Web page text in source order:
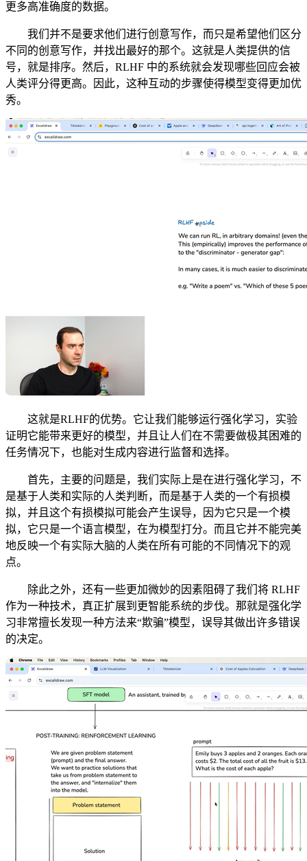
更多高准确度的数据。
我们并不是要求他们进行创意写作，而只是希望他们区分
不同的创意写作，并找出最好的那个。这就是人类提供的信
号，就是排序。然后，RLHF 中的系统就会发现哪些回应会被
人类评分得更高。因此，这种互动的步骤使得模型变得更加优
秀。
这就是RLHF的优势。它让我们能够运行强化学习，实验
证明它能带来更好的模型，并且让人们在不需要做极其困难的
任务情况下，也能对生成内容进行监督和选择。
首先，主要的问题是，我们实际上是在进行强化学习，不
是基于人类和实际的人类判断，而是基于人类的一个有损模
拟，并且这个有损模拟可能会产生误导，因为它只是一个模
拟，它只是一个语言模型，在为模型打分。而且它并不能完美
地反映一个有实际大脑的人类在所有可能的不同情况下的观
点。
除此之外，还有一些更加微妙的因素阻碍了我们将 RLHF
作为一种技术，真正扩展到更智能系统的步伐。那就是强化学
习非常擅长发现一种方法来“欺骗”模型，误导其做出许多错误
的决定。